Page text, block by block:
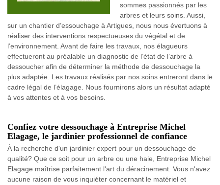
sommes passionnés par les
arbres et leurs soins. Aussi,
sur un chantier d’essouchage à Artigues, nous nous évertuons à
réaliser des interventions respectueuses du végétal et de
l’environnement. Avant de faire les travaux, nos élagueurs
effectueront au préalable un diagnostic de l’état de l’arbre à
dessoucher afin de déterminer la méthode de dessouchage la
plus adaptée. Les travaux réalisés par nos soins entreront dans le
cadre légal de l’élagage. Nous fournirons alors un résultat adapté
à vos attentes et à vos besoins.
Confiez votre dessouchage à Entreprise Michel
Elagage, le jardinier professionnel de confiance
À la recherche d'un jardinier expert pour un dessouchage de
qualité? Que ce soit pour un arbre ou une haie, Entreprise Michel
Elagage maîtrise parfaitement l'art du déracinement. Vous n'avez
aucune raison de vous inquiéter concernant le matériel et